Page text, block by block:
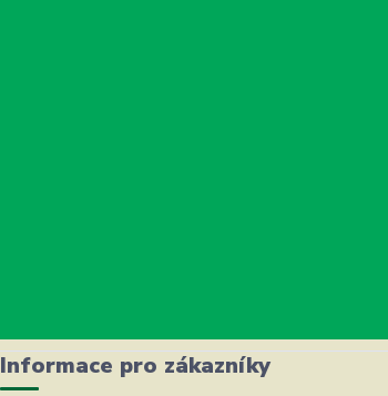
Informace pro zákazníky